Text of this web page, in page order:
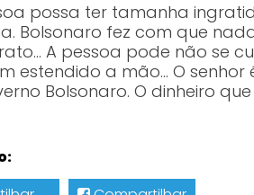
possa ter tamanha
Bolsonaro fez com que
A pessoa pode não se
estendido a mão… O
Bolsonaro. O dinheiro